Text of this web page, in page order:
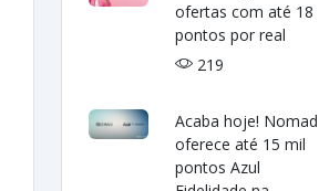
ofertas com até 18
pontos por real
219
Acaba hoje! Nomad
oferece até 15 mil
pontos Azul